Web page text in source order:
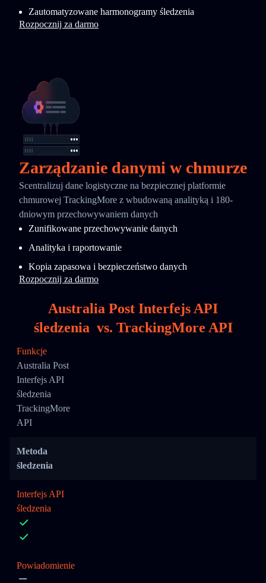
Zautomatyzowane harmonogramy śledzenia
Rozpocznij za darmo
Zarządzanie danymi w chmurze
Scentralizuj dane logistyczne na bezpiecznej platformie
chmurowej TrackingMore z wbudowaną analityką i 180-
dniowym przechowywaniem danych
Zunifikowane przechowywanie danych
Analityka i raportowanie
Kopia zapasowa i bezpieczeństwo danych
Rozpocznij za darmo
Australia Post Interfejs API
śledzenia vs. TrackingMore API
Funkcje
Australia Post
Interfejs API
śledzenia
TrackingMore
API
Metoda
śledzenia
Interfejs API
śledzenia
Powiadomienie